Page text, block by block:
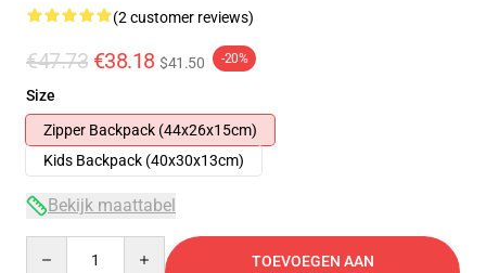
(2 customer reviews)
€47.73 €38.18 $41.50 -20%
Size
Zipper Backpack (44x26x15cm)
Kids Backpack (40x30x13cm)
Bekijk maattabel
TOEVOEGEN AAN